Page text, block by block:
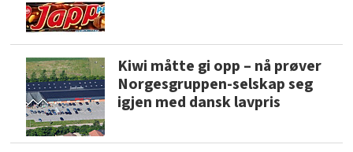
Kiwi måtte gi opp – nå prøver
Norgesgruppen-selskap seg
igjen med dansk lavpris